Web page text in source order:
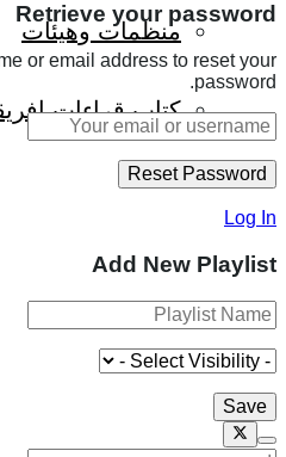
منظمات وهيئات
كتاب قراءات
Retrieve your password
or email address to reset your
password.
Log In
Add New Playlist